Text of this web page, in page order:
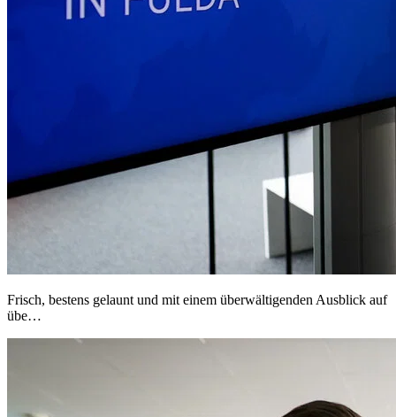
Frisch, bestens gelaunt und mit einem überwältigenden Ausblick auf
übe…